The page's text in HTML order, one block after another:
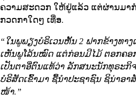
ຄວາມສະດວກ ໃຫ້ຢູ່ແລ້ວ ແຕ່ຜ່ານມາ
ກວດກາໃດໆ ເທື່ອ.
“ໃນພູພຽງບໍຣິເວນຫັ້ນ 2 ຟາກຂ້າງທ
ເຫັນພູໂລ້ນໝົດ ແຕ່ກ່ອນມີໄມ້ ຕອກຄ
ເປັນຕາອີ່ຕົນແທ້ວ່າ ລັກສນະນັກທຸຣະກິ
ບໍຣິສັດເຂົ້າມາ ຊື້ນຳປະຊາຊົນ ຊິນ່າອາ
ໜ້າ.”